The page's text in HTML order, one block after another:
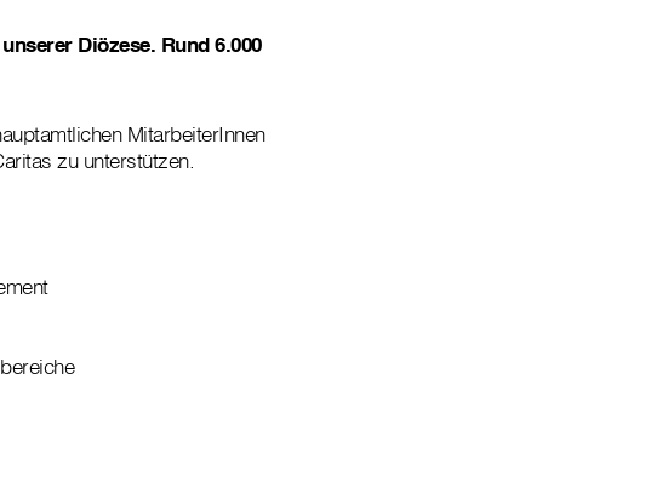
Diözese. Rund 6.000
MitarbeiterInnen
zu unterstützen.